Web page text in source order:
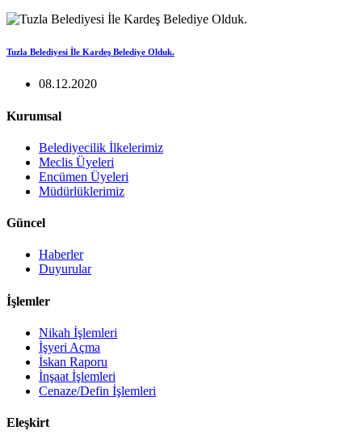
Tuzla Belediyesi İle Kardeş Belediye Olduk.
08.12.2020
Kurumsal
Belediyecilik İlkelerimiz
Meclis Üyeleri
Encümen Üyeleri
Müdürlüklerimiz
Güncel
Haberler
Duyurular
İşlemler
Nikah İşlemleri
İşyeri Açma
İskan Raporu
İnşaat İşlemleri
Cenaze/Defin İşlemleri
Eleşkirt